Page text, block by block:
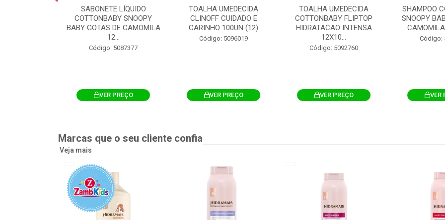
SABONETE LÍQUIDO
COTTONBABY SNOOPY
BABY GOTAS DE CAMOMILA
12...
Código: 5087377
VER PREÇO
TOALHA UMEDECIDA
CLINOFF CUIDADO E
CARINHO 100UN (12)
Código: 5096019
VER PREÇO
TOALHA UMEDECIDA
COTTONBABY FLIPTOP
HIDRATACAO INTENSA
12X10...
Código: 5092760
VER PREÇO
SHAMPOO
SNOOPY
Código:
VER
Marcas que o seu cliente confia
Veja mais